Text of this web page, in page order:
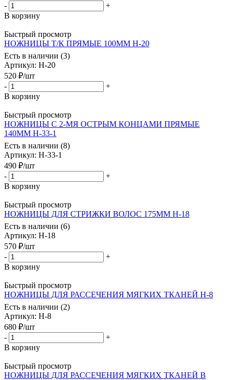
-
+
В корзину
Быстрый просмотр
НОЖНИЦЫ Т/К ПРЯМЫЕ 100ММ Н-20
Есть в наличии (3)
Артикул: Н-20
520 ₽/шт
-
+
В корзину
Быстрый просмотр
НОЖНИЦЫ С 2-МЯ ОСТРЫМ КОНЦАМИ ПРЯМЫЕ
140ММ Н-33-1
Есть в наличии (8)
Артикул: Н-33-1
490 ₽/шт
-
+
В корзину
Быстрый просмотр
НОЖНИЦЫ ДЛЯ СТРИЖКИ ВОЛОС 175ММ Н-18
Есть в наличии (6)
Артикул: Н-18
570 ₽/шт
-
+
В корзину
Быстрый просмотр
НОЖНИЦЫ ДЛЯ РАССЕЧЕНИЯ МЯГКИХ ТКАНЕЙ Н-8
Есть в наличии (2)
Артикул: Н-8
680 ₽/шт
-
+
В корзину
Быстрый просмотр
НОЖНИЦЫ ДЛЯ РАССЕЧЕНИЯ МЯГКИХ ТКАНЕЙ В